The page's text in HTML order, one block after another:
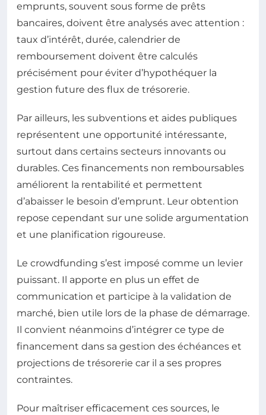
emprunts, souvent sous forme de prêts
bancaires, doivent être analysés avec attention :
taux d’intérêt, durée, calendrier de
remboursement doivent être calculés
précisément pour éviter d’hypothéquer la
gestion future des flux de trésorerie.
Par ailleurs, les subventions et aides publiques
représentent une opportunité intéressante,
surtout dans certains secteurs innovants ou
durables. Ces financements non remboursables
améliorent la rentabilité et permettent
d’abaisser le besoin d’emprunt. Leur obtention
repose cependant sur une solide argumentation
et une planification rigoureuse.
Le crowdfunding s’est imposé comme un levier
puissant. Il apporte en plus un effet de
communication et participe à la validation de
marché, bien utile lors de la phase de démarrage.
Il convient néanmoins d’intégrer ce type de
financement dans sa gestion des échéances et
projections de trésorerie car il a ses propres
contraintes.
Pour maîtriser efficacement ces sources, le